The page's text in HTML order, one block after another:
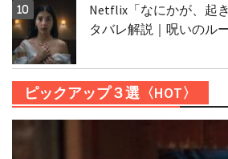
Netflix「なにかが、起
タバレ解説｜呪いのル
ピックアップ３選〈HOT〉